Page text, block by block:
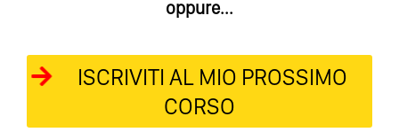
oppure...
ISCRIVITI AL MIO PROSSIMO
CORSO